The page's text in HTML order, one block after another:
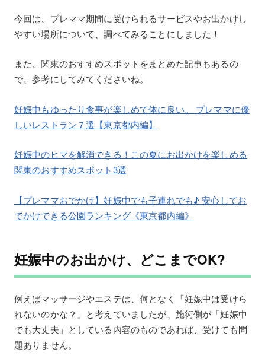
今回は、プレママ期間に受けられるサービスやお出かけし
やすい場所について、調べてみることにしました！
また、関東のおすすめスポットをまとめた記事もあるの
で、参考にしてみてくださいね。
妊娠中もゆったり食事が楽しめて体に良い。 プレママに優
しいレストラン７選【東京都内編】
妊娠中のヒマを解消できる！この夏にお出かけを楽しめる
関東のおすすめスポット3選
【プレママおでかけ】妊娠中でも子連れでも♪ 安心してお
でかけできる公園ランキング《東京都内編》
妊娠中のお出かけ、どこまでOK?
例えばマッサージやエステは、何となく「妊娠中は受けら
れないのかな？」と考えていましたが、施術側が「妊娠中
でも大丈夫」としている内容のものであれば、受けても問
題ありません。